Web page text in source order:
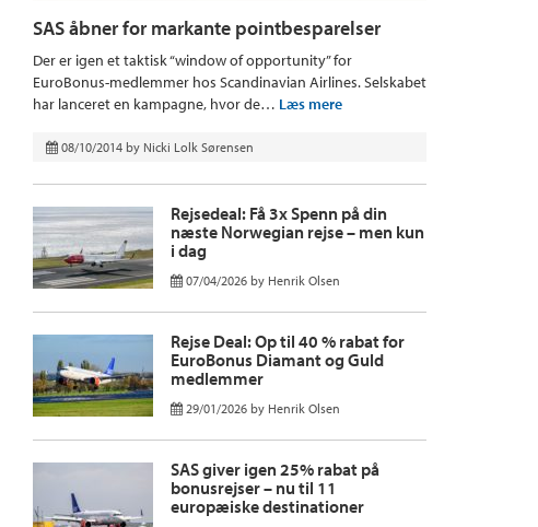
SAS åbner for markante pointbesparelser
Der er igen et taktisk “window of opportunity” for
EuroBonus-medlemmer hos Scandinavian Airlines. Selskabet
har lanceret en kampagne, hvor de… Læs mere
08/10/2014 by Nicki Lolk Sørensen
Rejsedeal: Få 3x Spenn på din
næste Norwegian rejse – men kun
i dag
07/04/2026 by Henrik Olsen
Rejse Deal: Op til 40 % rabat for
EuroBonus Diamant og Guld
medlemmer
29/01/2026 by Henrik Olsen
SAS giver igen 25% rabat på
bonusrejser – nu til 11
europæiske destinationer